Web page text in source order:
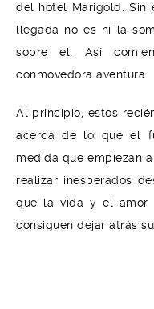
del hotel Marigold. Sin
llegada no es ni la
sobre él. Así
conmovedora aventura.
Al principio, estos
acerca de lo que el
medida que empiezan
realizar inesperados
que la vida y el amor
consiguen dejar atrás